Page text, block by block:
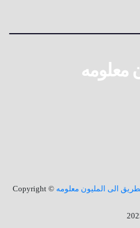
معلومه
الى المليون معلومه © Copyright